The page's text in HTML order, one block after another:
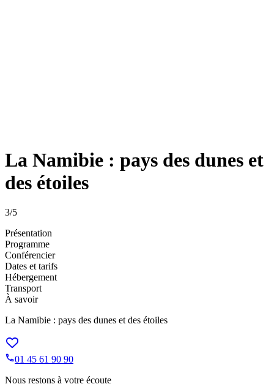
La Namibie : pays des dunes et
des étoiles
3/5
Présentation
Programme
Conférencier
Dates et tarifs
Hébergement
Transport
À savoir
La Namibie : pays des dunes et des étoiles
01 45 61 90 90
Nous restons à votre écoute